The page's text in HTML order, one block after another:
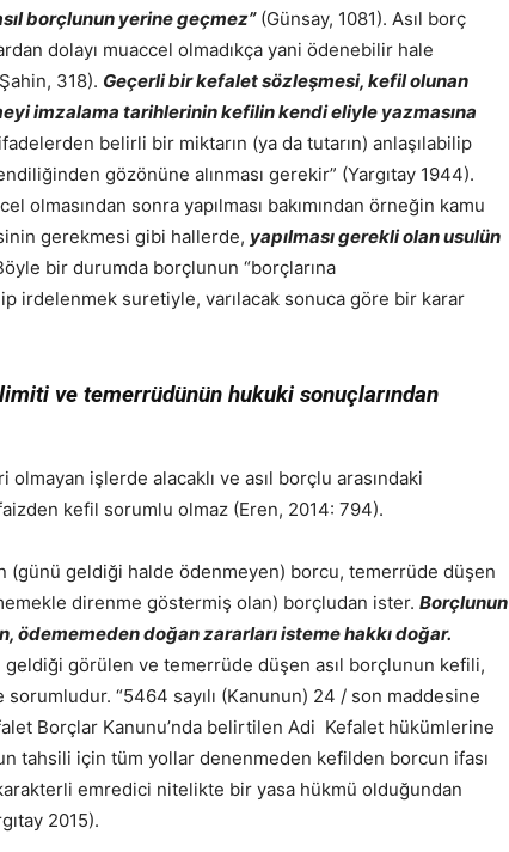
borçlunun yerine geçmez”(Günsay, 1081). Asıl borç
dolayı muaccel olmadıkça yani ödenebilir hale
318). Geçerli bir kefalet sözleşmesi, kefil olunan
imzalama tarihlerinin kefilin kendi eliyle yazmasına
belirli bir miktarın (ya da tutarın) anlaşılabilip
gözönüne alınması gerekir” (Yargıtay 1944).
olmasından sonra yapılması bakımından örneğin kamu
gerekmesi gibi hallerde, yapılması gerekli olan usulün
bir durumda borçlunun “borçlarına
irdelenmek suretiyle, varılacak sonuca göre bir karar
ve temerrüdünün hukuki sonuçlarından
olmayan işlerde alacaklı ve asıl borçlu arasındaki
kefil sorumlu olmaz (Eren, 2014: 794).
(günü geldiği halde ödenmeyen) borcu, temerrüde düşen
direnme göstermiş olan) borçludan ister. Borçlunun
ödememeden doğan zararları isteme hakkı doğar.
geldiği görülen ve temerrüde düşen asıl borçlunun kefili,
“5464 sayılı (Kanunun) 24 / son maddesine
Borçlar Kanunu’nda belirtilen Adi Kefalet hükümlerine
tahsili için tüm yollar denenmeden kefilden borcun ifası
emredici nitelikte bir yasa hükmü olduğundan
2015).